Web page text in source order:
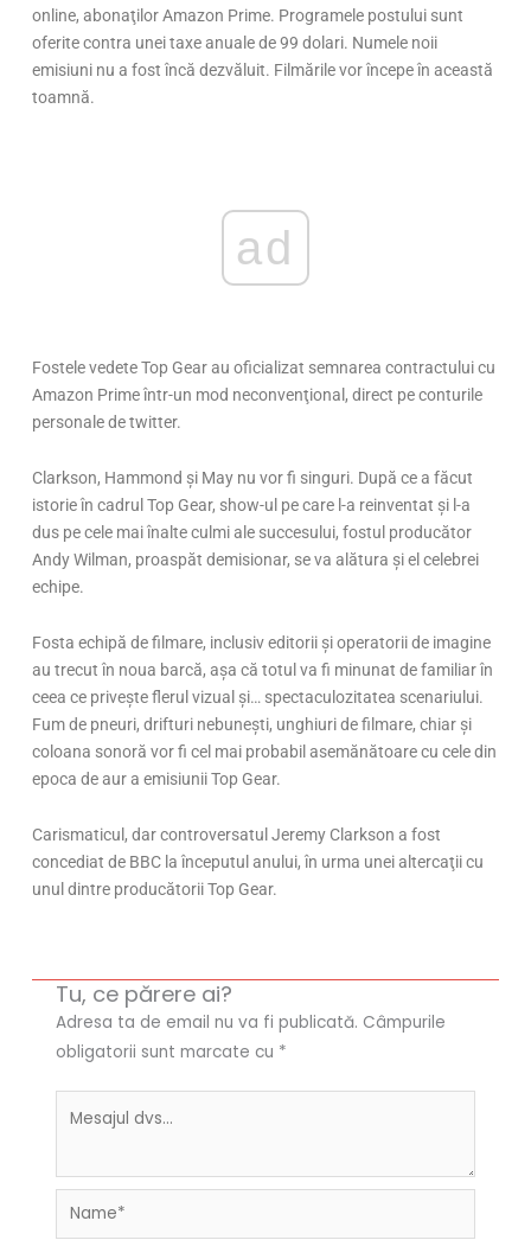
online, abonaţilor Amazon Prime. Programele postului sunt
oferite contra unei taxe anuale de 99 dolari. Numele noii
emisiuni nu a fost încă dezvăluit. Filmările vor începe în această
toamnă.
ad
Fostele vedete Top Gear au oficializat semnarea contractului cu
Amazon Prime într-un mod neconvenţional, direct pe conturile
personale de twitter.
Clarkson, Hammond şi May nu vor fi singuri. După ce a făcut
istorie în cadrul Top Gear, show-ul pe care l-a reinventat şi l-a
dus pe cele mai înalte culmi ale succesului, fostul producător
Andy Wilman, proaspăt demisionar, se va alătura şi el celebrei
echipe.
Fosta echipă de filmare, inclusiv editorii și operatorii de imagine
au trecut în noua barcă, aşa că totul va fi minunat de familiar în
ceea ce priveşte flerul vizual şi… spectaculozitatea scenariului.
Fum de pneuri, drifturi nebunești, unghiuri de filmare, chiar şi
coloana sonoră vor fi cel mai probabil asemănătoare cu cele din
epoca de aur a emisiunii Top Gear.
Carismaticul, dar controversatul Jeremy Clarkson a fost
concediat de BBC la începutul anului, în urma unei altercaţii cu
unul dintre producătorii Top Gear.
Tu, ce părere ai?
Adresa ta de email nu va fi publicată. Câmpurile
obligatorii sunt marcate cu *
Name*